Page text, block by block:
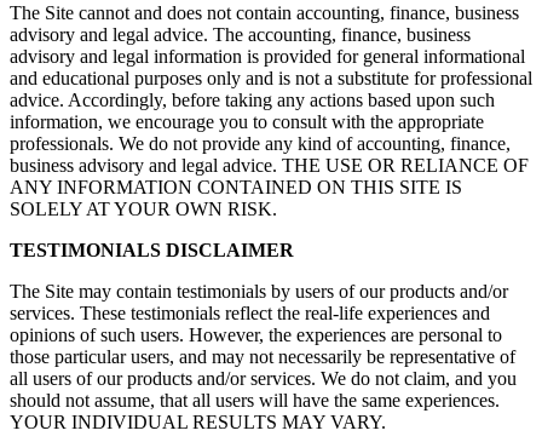
The Site cannot and does not contain accounting, finance, business
advisory and legal advice. The accounting, finance, business
advisory and legal information is provided for general informational
and educational purposes only and is not a substitute for professional
advice. Accordingly, before taking any actions based upon such
information, we encourage you to consult with the appropriate
professionals. We do not provide any kind of accounting, finance,
business advisory and legal advice. THE USE OR RELIANCE OF
ANY INFORMATION CONTAINED ON THIS SITE IS
SOLELY AT YOUR OWN RISK.
TESTIMONIALS DISCLAIMER
The Site may contain testimonials by users of our products and/or
services. These testimonials reflect the real-life experiences and
opinions of such users. However, the experiences are personal to
those particular users, and may not necessarily be representative of
all users of our products and/or services. We do not claim, and you
should not assume, that all users will have the same experiences.
YOUR INDIVIDUAL RESULTS MAY VARY.